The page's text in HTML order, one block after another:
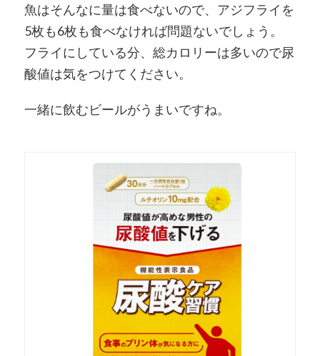
魚はそんなに量は食べないので、アジフライを
5枚も6枚も食べなければ問題ないでしょう。
フライにしている分、総カロリーは多いので尿
酸値は気をつけてください。
一緒に飲むビールがうまいですね。